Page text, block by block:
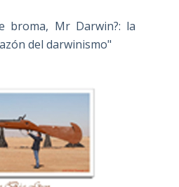
broma, Mr Darwin?: la
del darwinismo"